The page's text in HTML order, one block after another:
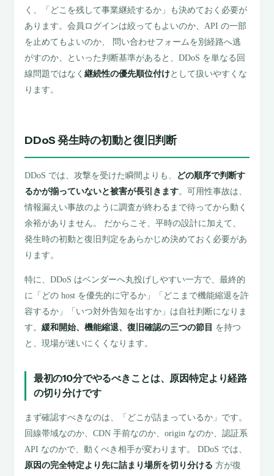
く、「どこを残して事業継続するか」も決めておく必要が
あります。会員ログインは絞ってもよいのか、API の一部
を止めてもよいのか、 問い合わせフォームを別経路へ逃
がすのか、といった判断基準があると、DDoS を単なる回
線問題ではなく継続性の優先順位付けとして扱いやすくな
ります。
DDoS 発生時の初動と復旧判断
DDoS では、攻撃を受けた瞬間よりも、
どの順序で判断す
るかが揃っていないと被害が長引きます。可用性事故は、
情報漏えい事故のように調査が終わるまで待ってから動く
余裕がありません。 だからこそ、平時の設計に加えて、
発生時の初動と復旧判定をあらかじめ決めておく必要があ
ります。
特に、DDoS はベンダーへ丸投げしやすい一方で、最終的
に「どの host を優先的に守るか」「どこまで機能縮退を許
容するか」「いつ対外告知を出すか」は自社判断になりま
す。緩和開始、機能縮退、復旧確認の三つの節目 を持つ
と、現場が迷いにくくなります。
最初の10分でやるべきことは、原因特定より経路
の切り分けです
まず確認すべきなのは、「どこが詰まっているか」です。
回線帯域なのか、CDN 手前なのか、origin なのか、認証系
API なのかで、動くべき相手が変わります。 DDoS では、
原因の完全特定より先に詰まり場所を切り分ける 方が復